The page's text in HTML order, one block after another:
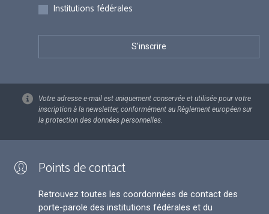
Institutions fédérales
Votre adresse e-mail est uniquement conservée et utilisée pour votre
inscription à la newsletter, conformément au Règlement européen sur
la protection des données personnelles.
Points de contact
Retrouvez toutes les coordonnées de contact des
porte-parole des institutions fédérales et du